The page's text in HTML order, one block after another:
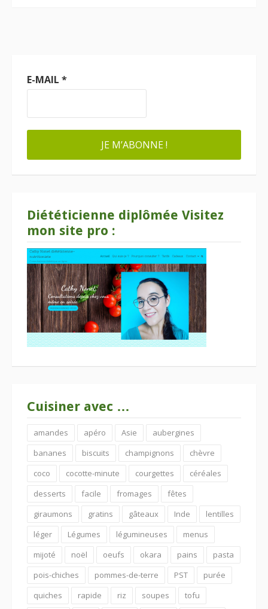
E-MAIL *
Diététicienne diplômée Visitez
mon site pro :
Cuisiner avec …
amandes apéro Asie
aubergines
bananes
biscuits champignons
chèvre
coco
cocotte-minute courgettes
céréales
desserts
facile fromages
fêtes
giraumons
gratins gâteaux Inde
lentilles
léger
Légumes légumineuses
menus
mijoté
noël oeufs okara pains
pasta
pois-chiches
pommes-de-terre PST
purée
quiches
rapide riz soupes
tofu